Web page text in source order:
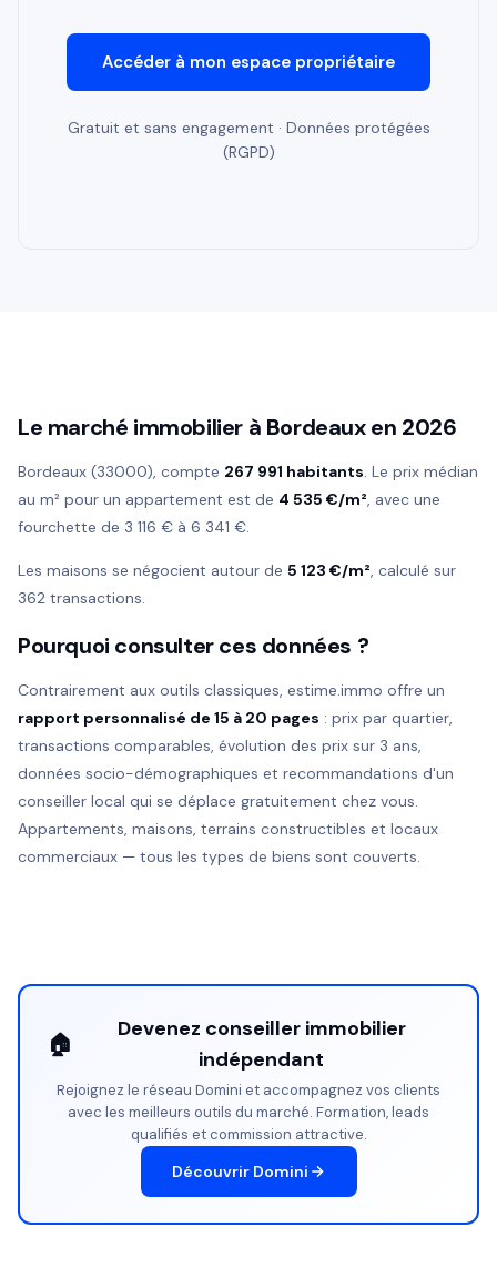
Accéder à mon espace propriétaire
Gratuit et sans engagement · Données protégées
(RGPD)
Le marché immobilier à Bordeaux en 2026
Bordeaux (33000), compte 267 991 habitants. Le prix médian
au m² pour un appartement est de 4 535 €/m², avec une
fourchette de 3 116 € à 6 341 €.
Les maisons se négocient autour de 5 123 €/m², calculé sur
362 transactions.
Pourquoi consulter ces données ?
Contrairement aux outils classiques, estime.immo offre un
rapport personnalisé de 15 à 20 pages : prix par quartier,
transactions comparables, évolution des prix sur 3 ans,
données socio-démographiques et recommandations d'un
conseiller local qui se déplace gratuitement chez vous.
Appartements, maisons, terrains constructibles et locaux
commerciaux — tous les types de biens sont couverts.
🏠
Devenez conseiller immobilier
indépendant
Rejoignez le réseau Domini et accompagnez vos clients
avec les meilleurs outils du marché. Formation, leads
qualifiés et commission attractive.
Découvrir Domini